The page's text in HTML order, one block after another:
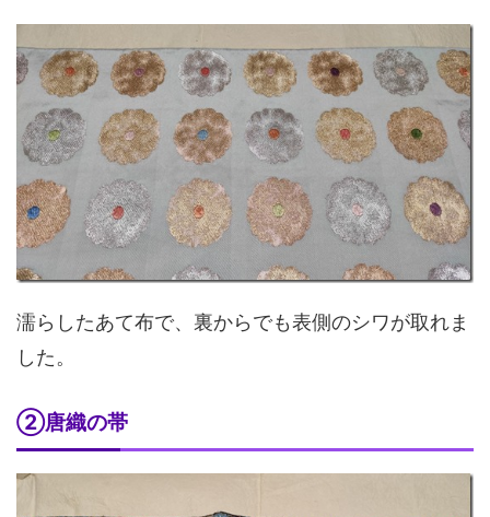
濡らしたあて布で、裏からでも表側のシワが取れま
した。
②唐織の帯